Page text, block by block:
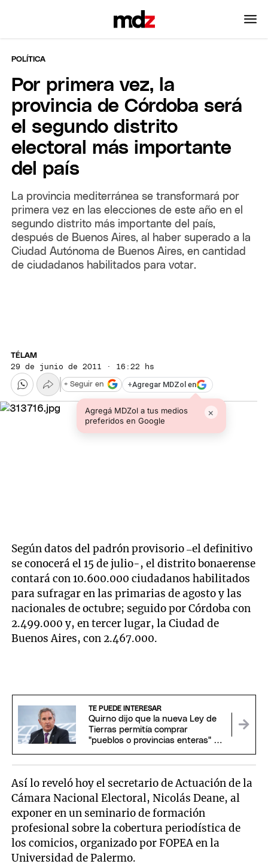
POLÍTICA
Por primera vez, la
provincia de Córdoba será
el segundo distrito
electoral más importante
del país
La provincia mediterránea se transformará por
primera vez en las elecciones de este año en el
segundo distrito más importante del país,
después de Buenos Aires, al haber superado a la
Ciudad Autónoma de Buenos Aires, en cantidad
de ciudadanos habilitados para votar.
TÉLAM
29 de junio de 2011 · 16:22 hs
+Agregar MDZol en
Agregá MDZol a tus medios
preferidos en Google
×
+ Seguir en
Según datos del padrón provisorio –el definitivo
se conocerá el 15 de julio-, el distrito bonaerense
contará con 10.600.000 ciudadanos habilitados
para sufragar en las primarias de agosto y las
nacionales de octubre; seguido por Córdoba con
2.499.000 y, en tercer lugar, la Ciudad de
Buenos Aires, con 2.467.000.
TE PUEDE INTERESAR
Quirno dijo que la nueva Ley de
Tierras permitía comprar
"pueblos o provincias enteras" y
Así lo reveló hoy el secretario de Actuación de la
Cámara Nacional Electoral, Nicolás Deane, al
exponer en un seminario de formación
profesional sobre la cobertura periodística de
los comicios, organizado por FOPEA en la
Universidad de Palermo.